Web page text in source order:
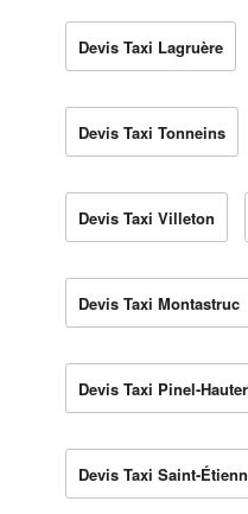
Devis Taxi Lagruère
Devis Taxi Tonneins
Devis Taxi Villeton
Devis Taxi Montastruc
Devis Taxi Pinel-
Devis Taxi Saint-